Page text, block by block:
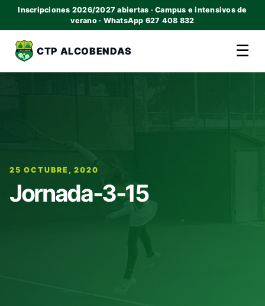
Inscripciones 2026/2027 abiertas · Campus e intensivos de
verano · WhatsApp 627 408 832
CTP ALCOBENDAS ☰
25 OCTUBRE, 2020
Jornada-3-15